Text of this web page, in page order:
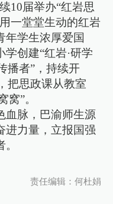
10届举办“红岩思
一堂堂生动的红岩
年学生浓厚爱国
创建“红岩·研学
播者”，持续开
把思政课从教室
窝”。
血脉，巴渝师生源
进力量，立报国强
责任编辑：何杜娟